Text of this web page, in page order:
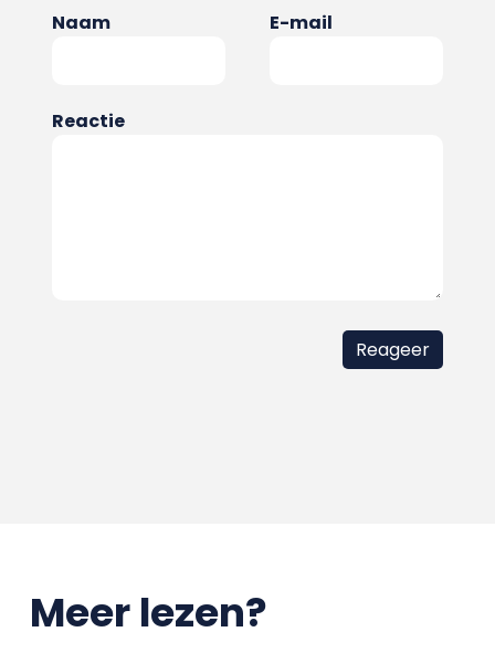
Naam E-mail
Reactie
Meer lezen?